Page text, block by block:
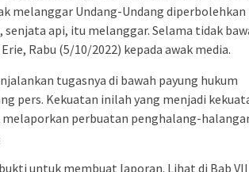
melanggar Undang-Undang diperbolehkan
api, itu melanggar. Selama tidak
Rabu (5/10/2022) kepada awak media.
tugasnya di bawah payung hukum
pers. Kekuatan inilah yang menjadi
perbuatan penghalang-
untuk membuat laporan. Lihat di Bab